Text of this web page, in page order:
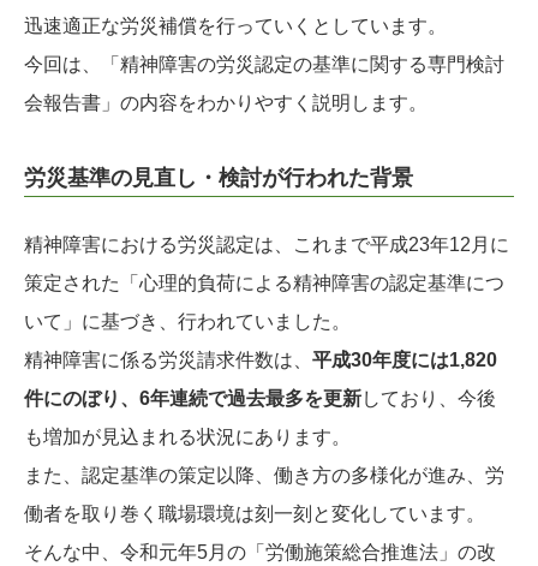
迅速適正な労災補償を行っていくとしています。
今回は、「精神障害の労災認定の基準に関する専門検討
会報告書」の内容をわかりやすく説明します。
労災基準の見直し・検討が行われた背景
精神障害における労災認定は、これまで平成23年12月に
策定された「心理的負荷による精神障害の認定基準につ
いて」に基づき、行われていました。
精神障害に係る労災請求件数は、 平成30年度には1,820
件にのぼり、6年連続で過去最多を更新しており、今後
も増加が見込まれる状況にあります。
また、認定基準の策定以降、働き方の多様化が進み、労
働者を取り巻く職場環境は刻一刻と変化しています。
そんな中、令和元年5月の「労働施策総合推進法」の改